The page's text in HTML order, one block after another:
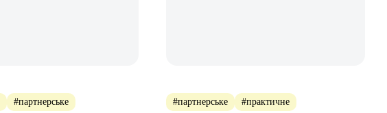
#партнерське #партнерське #практичне